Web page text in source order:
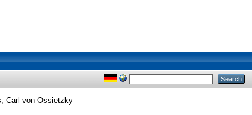
Carl von Ossietzky